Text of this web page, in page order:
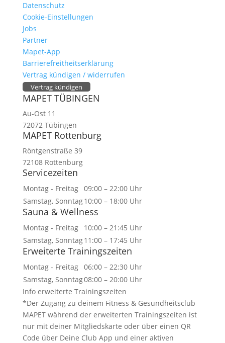
Datenschutz
Cookie-Einstellungen
Jobs
Partner
Mapet-App
Barrierefreitheitserklärung
Vertrag kündigen / widerrufen
Vertrag kündigen
MAPET TÜBINGEN
Au-Ost 11
72072 Tübingen
MAPET Rottenburg
Röntgenstraße 39
72108 Rottenburg
Servicezeiten
Montag - Freitag 09:00 – 22:00 Uhr
Samstag, Sonntag10:00 – 18:00 Uhr
Sauna & Wellness
Montag - Freitag
10:00 – 21:45 Uhr
Samstag, Sonntag11:00 – 17:45 Uhr
Erweiterte Trainingszeiten
Montag - Freitag 06:00 – 22:30 Uhr
Samstag, Sonntag08:00 – 20:00 Uhr
Info erweiterte Trainingszeiten
*Der Zugang zu deinem Fitness & Gesundheitsclub
MAPET während der erweiterten Trainingszeiten ist
nur mit deiner Mitgliedskarte oder über einen QR
Code über Deine Club App und einer aktiven